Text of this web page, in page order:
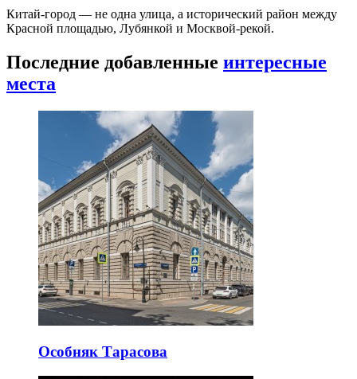
Китай-город — не одна улица, а исторический район между
Красной площадью, Лубянкой и Москвой-рекой.
Последние добавленные интересные
места
Особняк Тарасова